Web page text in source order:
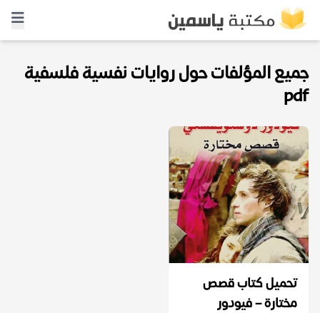
جميع المؤلفات حول روايات نفسية فلسفية
pdf
تحميل كتاب قصص
مختارة – فيودور